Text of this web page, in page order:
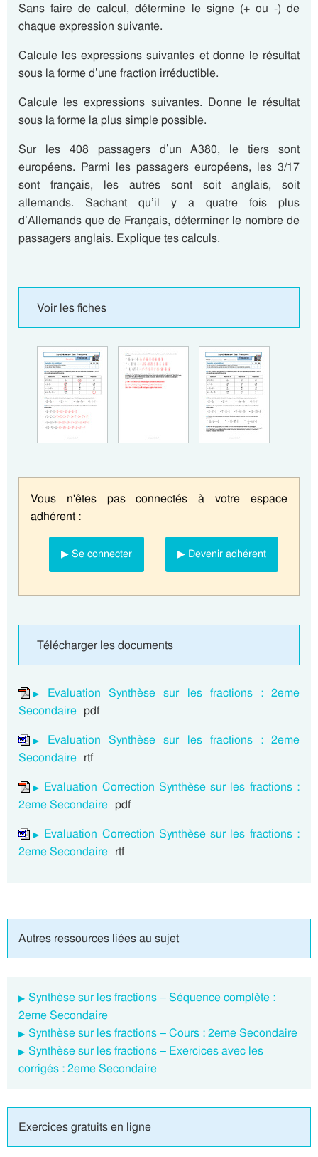
Sans faire de calcul, détermine le signe (+ ou -) de
chaque expression suivante.
Calcule les expressions suivantes et donne le résultat
sous la forme d’une fraction irréductible.
Calcule les expressions suivantes. Donne le résultat
sous la forme la plus simple possible.
Sur les 408 passagers d’un A380, le tiers sont
européens. Parmi les passagers européens, les 3/17
sont français, les autres sont soit anglais, soit
allemands. Sachant qu’il y a quatre fois plus
d’Allemands que de Français, déterminer le nombre de
passagers anglais. Explique tes calculs.
Voir les fiches
Vous n'êtes pas connectés à votre espace
adhérent :
▶ Se connecter ▶ Devenir adhérent
Télécharger les documents
Evaluation Synthèse sur les fractions : 2eme
Secondaire pdf
Evaluation Synthèse sur les fractions : 2eme
Secondaire rtf
Evaluation Correction Synthèse sur les fractions :
2eme Secondaire pdf
Evaluation Correction Synthèse sur les fractions :
2eme Secondaire rtf
Autres ressources liées au sujet
Synthèse sur les fractions – Séquence complète :
2eme Secondaire
Synthèse sur les fractions – Cours : 2eme Secondaire
Synthèse sur les fractions – Exercices avec les
corrigés : 2eme Secondaire
Exercices gratuits en ligne